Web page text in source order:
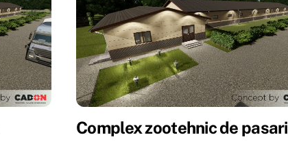
Complex zootehnic de pasari